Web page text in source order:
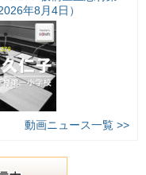
年8月4日）
動画ニュース一覧 >>